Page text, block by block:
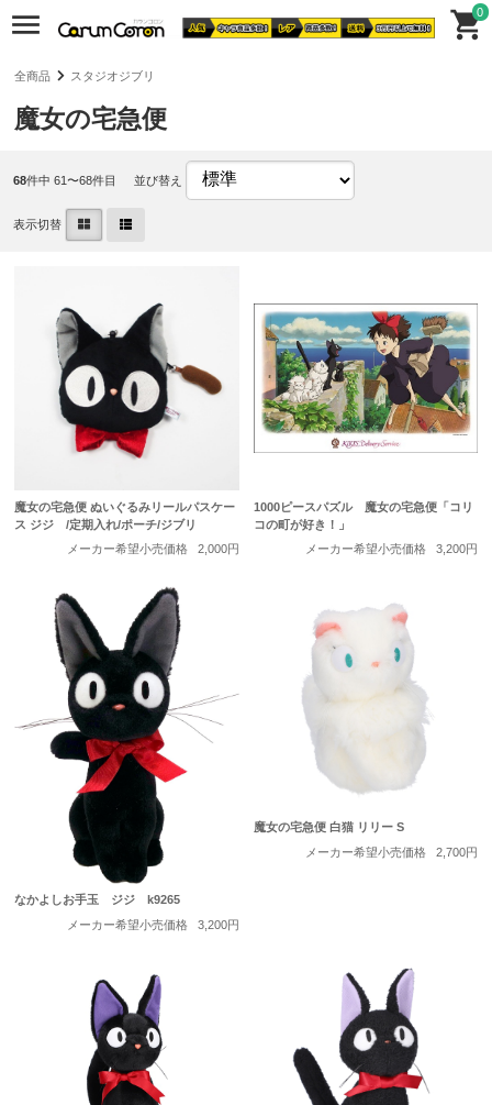
0
全商品 スタジオジブリ
魔女の宅急便
68件中 61〜68件目 並び替え
表示切替
魔女の宅急便 ぬいぐるみリールパスケー
ス ジジ /定期入れ/ポーチ/ジブリ
メーカー希望小売価格
2,000円
1000ピースパズル 魔女の宅急便「コリ
コの町が好き！」
メーカー希望小売価格
3,200円
なかよしお手玉 ジジ k9265
メーカー希望小売価格
3,200円
魔女の宅急便 白猫 リリー S
メーカー希望小売価格
2,700円